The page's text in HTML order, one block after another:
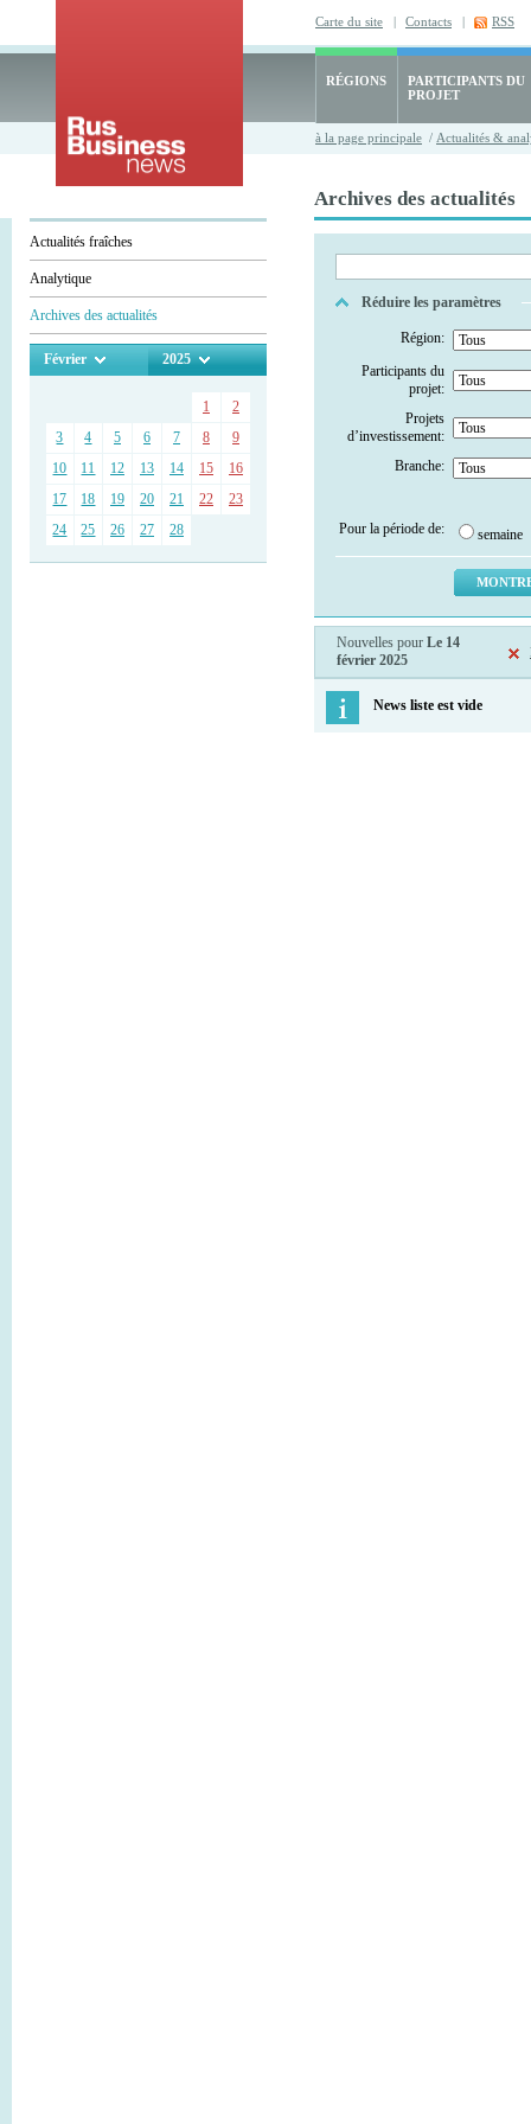
Carte du site | Contacts | RSS
RÉGIONS
PARTICIPANTS DU
PROJET
à la page principale / Actualités &
Actualités fraîches
Analytique
Archives des actualités
Février 2025
1
2
3
4 5 6 7 8
9
10
11 12 13 14 15
16
17
18 19 20 21 22
23
24
25 26 27 28
Archives des actualités
Réduire les paramètres
Région:
Participants du
projet:
Projets
d’investissement:
Branche:
Pour la période de: semaine
Nouvelles pour Le 14
février 2025
News liste est vide